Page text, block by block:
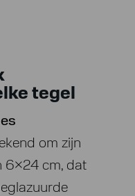
tegel
om zijn
6×24 cm, dat